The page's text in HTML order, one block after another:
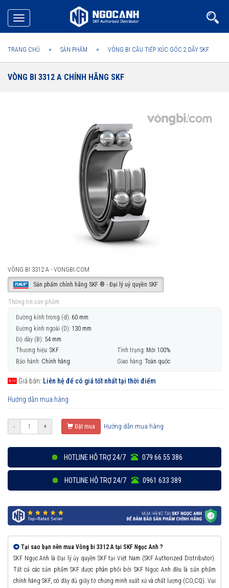
Toggle
navigation
TRANG CHỦ SẢN PHẨM VÒNG BI CẦU TIẾP XÚC GÓC 2 DÃY SKF
VÒNG BI 3312 A CHÍNH HÃNG SKF
VÒNG BI 3312 A - VONGBI.COM
Sản phẩm chính hãng SKF ® - Đại lý uỷ quyền SKF
Thông tin sản phẩm
Đường kính trong (d): 60 mm
Đường kính ngoài (D): 130 mm
Độ dày (B): 54 mm
Thương hiệu: SKF Tình trạng: Mới 100%
Bảo hành: Chính hãng Giao hàng: Toàn quốc
Giá bán: Liên hệ để có giá tốt nhất tại thời điểm
Hướng dẫn mua hàng
- + Đặt mua Hướng dẫn mua hàng
HOTLINE HỖ TRỢ 24/7 079 66 55 386
HOTLINE HỖ TRỢ 24/7 0961 633 389
Tại sao bạn nên mua Vòng bi 3312 A tại SKF Ngọc Anh ?
SKF Ngọc Anh là Đại lý ủy quyền SKF tại Việt Nam (SKF Authorized Distributor).
Tất cả các sản phẩm SKF được phân phối bởi SKF Ngọc Anh đều là sản phẩm
chính hãng SKF, có đầy đủ giấy tờ chứng minh xuất xứ và chất lượng (CO,CQ). Vui